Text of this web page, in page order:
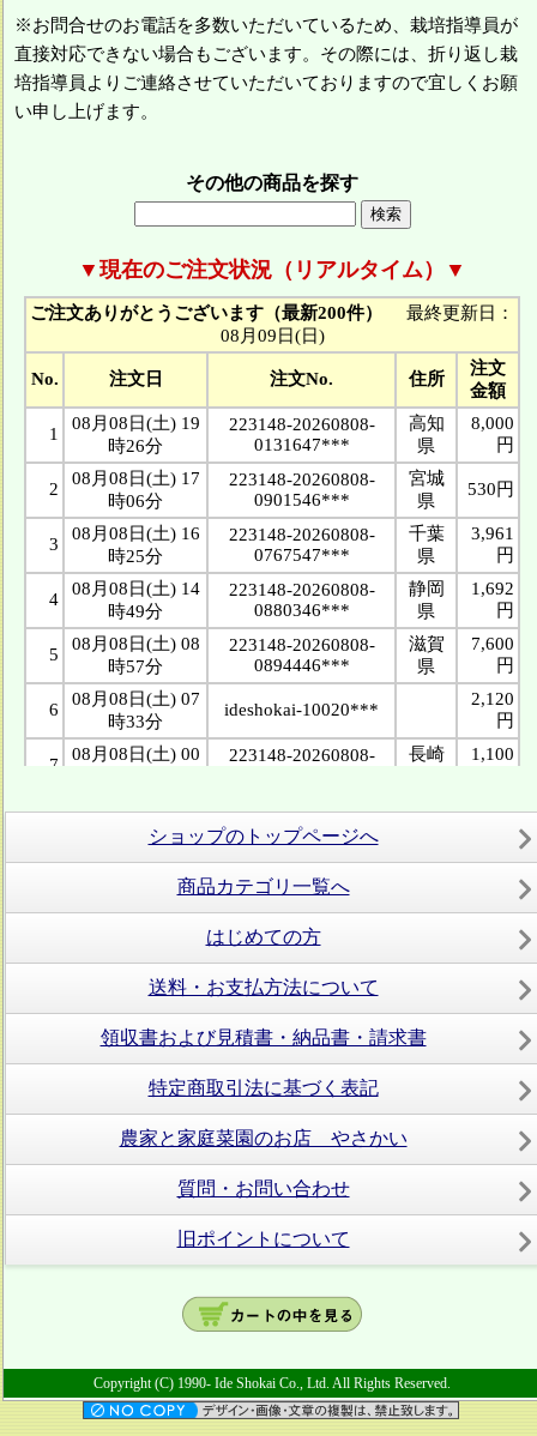
※お問合せのお電話を多数いただいているため、栽培指導員が
直接対応できない場合もございます。その際には、折り返し栽
培指導員よりご連絡させていただいておりますので宜しくお願
い申し上げます。
その他の商品を探す
▼現在のご注文状況（リアルタイム）▼
ショップのトップページへ
商品カテゴリ一覧へ
はじめての方
送料・お支払方法について
領収書および見積書・納品書・請求書
特定商取引法に基づく表記
農家と家庭菜園のお店 やさかい
質問・お問い合わせ
旧ポイントについて
Copyright (C) 1990- Ide Shokai Co., Ltd. All Rights Reserved.